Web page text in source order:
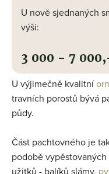
U nově sjednaných
výši:
3 000 - 7
U výjimečně kvalitní
travních porostů bývá
půdy.
Část pachtovného je
podobě
užitků - balíků slámy,